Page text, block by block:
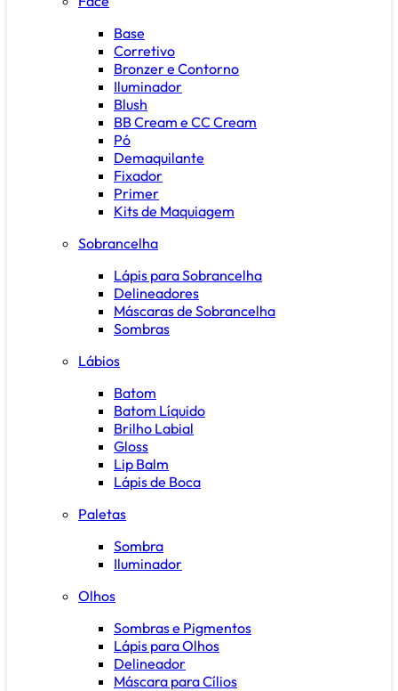
Base
Corretivo
Bronzer e Contorno
Iluminador
Blush
BB Cream e CC Cream
Pó
Demaquilante
Fixador
Primer
Kits de Maquiagem
Sobrancelha
Lápis para Sobrancelha
Delineadores
Máscaras de Sobrancelha
Sombras
Lábios
Batom
Batom Líquido
Brilho Labial
Gloss
Lip Balm
Lápis de Boca
Paletas
Sombra
Iluminador
Olhos
Sombras e Pigmentos
Lápis para Olhos
Delineador
Máscara para Cílios